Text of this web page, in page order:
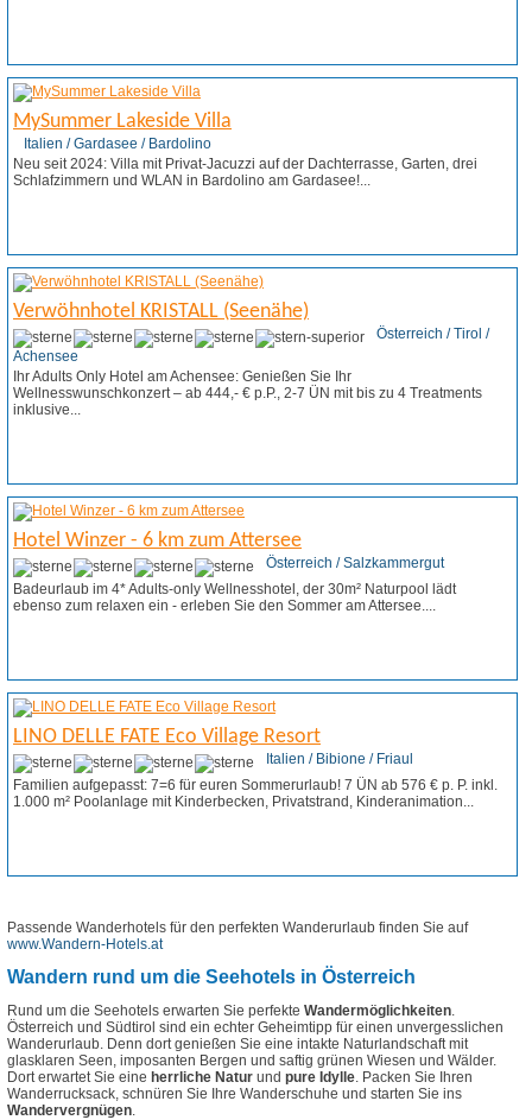
MySummer Lakeside Villa
Italien / Gardasee / Bardolino
Neu seit 2024: Villa mit Privat-Jacuzzi auf der Dachterrasse, Garten, drei
Schlafzimmern und WLAN in Bardolino am Gardasee!...
Verwöhnhotel KRISTALL (Seenähe)
Österreich / Tirol /
Achensee
Ihr Adults Only Hotel am Achensee: Genießen Sie Ihr
Wellnesswunschkonzert – ab 444,- € p.P., 2-7 ÜN mit bis zu 4 Treatments
inklusive...
Hotel Winzer - 6 km zum Attersee
Österreich / Salzkammergut
Badeurlaub im 4* Adults-only Wellnesshotel, der 30m² Naturpool lädt
ebenso zum relaxen ein - erleben Sie den Sommer am Attersee....
LINO DELLE FATE Eco Village Resort
Italien / Bibione / Friaul
Familien aufgepasst: 7=6 für euren Sommerurlaub! 7 ÜN ab 576 € p. P. inkl.
1.000 m² Poolanlage mit Kinderbecken, Privatstrand, Kinderanimation...
Passende Wanderhotels für den perfekten Wanderurlaub finden Sie auf
www.Wandern-Hotels.at
Wandern rund um die Seehotels in Österreich
Rund um die Seehotels erwarten Sie perfekte Wandermöglichkeiten.
Österreich und Südtirol sind ein echter Geheimtipp für einen unvergesslichen
Wanderurlaub. Denn dort genießen Sie eine intakte Naturlandschaft mit
glasklaren Seen, imposanten Bergen und saftig grünen Wiesen und Wälder.
Dort erwartet Sie eine herrliche Natur und pure Idylle. Packen Sie Ihren
Wanderrucksack, schnüren Sie Ihre Wanderschuhe und starten Sie ins
Wandervergnügen.